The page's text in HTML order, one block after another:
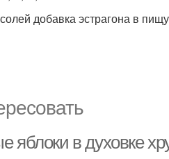
добавка эстрагона в
яблоки в духовке